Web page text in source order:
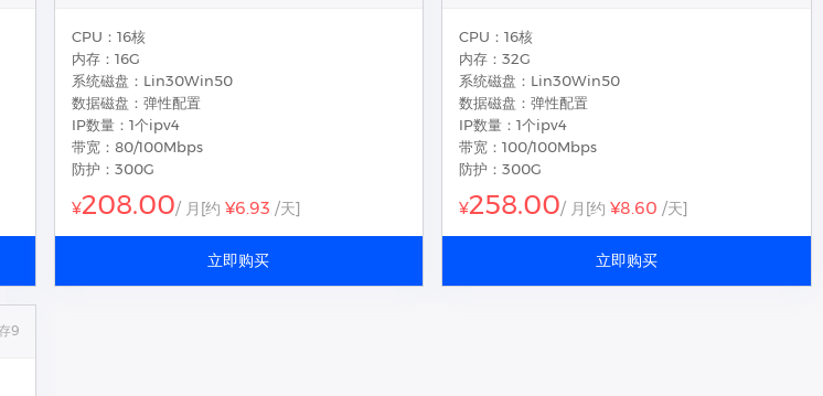
CPU：16核
内存：16G
系统磁盘：Lin30Win50
数据磁盘：弹性配置
IP数量：1个ipv4
带宽：80/100Mbps
防护：300G
¥208.00/ 月 [约 ¥6.93 /天]
立即购买
CPU：16核
内存：32G
系统磁盘：Lin30Win50
数据磁盘：弹性配置
IP数量：1个ipv4
带宽：100/100Mbps
防护：300G
¥258.00/ 月 [约¥8.60 /天]
立即购买
9